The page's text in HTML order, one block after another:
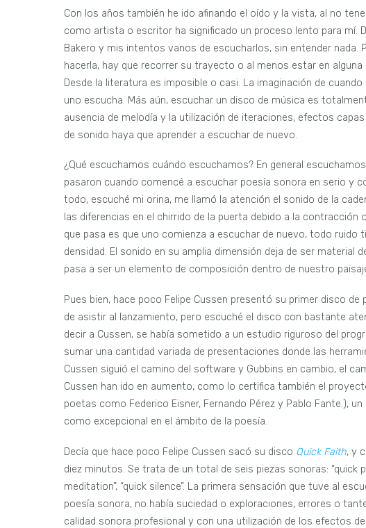
Con los años también he ido afinando el oído y la vista, al no
como artista o escritor ha significado un proceso lento para mí.
Bakero y mis intentos vanos de escucharlos, sin entender nada.
hacerla, hay que recorrer su trayecto o al menos estar en
Desde la literatura es imposible o casi. La imaginación de
uno escucha. Más aún, escuchar un disco de música es
ausencia de melodía y la utilización de iteraciones, efectos
de sonido haya que aprender a escuchar de nuevo.
¿Qué escuchamos cuándo escuchamos? En general
pasaron cuando comencé a escuchar poesía sonora en serio y
todo, escuché mi orina, me llamó la atención el sonido de la
las diferencias en el chirrido de la puerta debido a la
que pasa es que uno comienza a escuchar de nuevo, todo
densidad. El sonido en su amplia dimensión deja de ser
pasa a ser un elemento de composición dentro de nuestro
Pues bien, hace poco Felipe Cussen presentó su primer disco
de asistir al lanzamiento, pero escuché el disco con bastante
decir a Cussen, se había sometido a un estudio riguroso del
sumar una cantidad variada de presentaciones donde las
Cussen siguió el camino del software y Gubbins en cambio, el
Cussen han ido en aumento, como lo certifica también el
poetas como Federico Eisner, Fernando Pérez y Pablo Fante.),
como excepcional en el ámbito de la poesía.
Decía que hace poco Felipe Cussen sacó su disco Quick Faith, y
diez minutos. Se trata de un total de seis piezas sonoras: “quick
meditation”, “quick silence”. La primera sensación que tuve al
poesía sonora, no había suciedad o exploraciones, errores o
calidad sonora profesional y con una utilización de los efectos